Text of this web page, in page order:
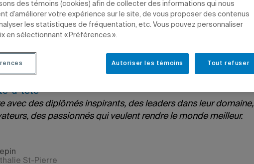
Gauvreau
à 15 h 11
juin 2022 à 13 h 34
à-tête
avec des diplômés inspirants, des leaders dans leur domaine,
des passionnés qui veulent rendre le monde meilleur.​
St-Pierre
des témoins (cookies) afin de collecter des informations qui nous
d’améliorer votre expérience sur le site, de vous proposer des contenus
les statistiques de fréquentation, etc. Vous pouvez personnaliser
en sélectionnant « Préférences ».
Tout refuser
Autoriser les témoins